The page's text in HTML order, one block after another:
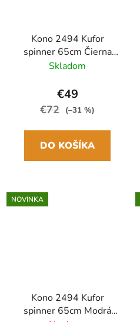
Kono 2494 Kufor
spinner 65cm Čierna
ABS/Polykarbonát
Skladom
€49
€72 (–31 %)
DO KOŠÍKA
NOVINKA
Kono 2494 Kufor
spinner 65cm Modrá